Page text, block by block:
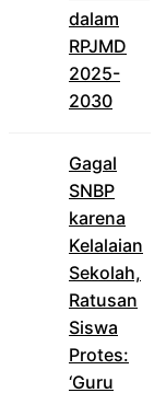
dalam
RPJMD
2025-
2030
Gagal
SNBP
karena
Kelalaian
Sekolah,
Ratusan
Siswa
Protes:
‘Guru